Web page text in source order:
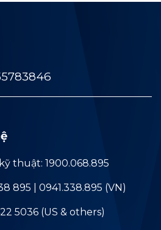
thuật: 1900.068.895
895 | 0941.338.895 (VN)
5036 (US & others)